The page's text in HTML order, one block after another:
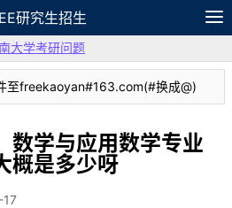
研究生招生
APP 笔记
大学考研问题
至freekaoyan#163.com(#换成@)
数学与应用数学专业
概是多少呀
17